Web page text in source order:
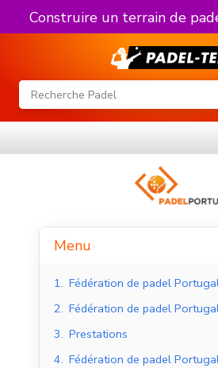
Construire un terrain de
Menu
1. Fédération de padel
2. Fédération de padel
3. Prestations
4. Fédération de padel